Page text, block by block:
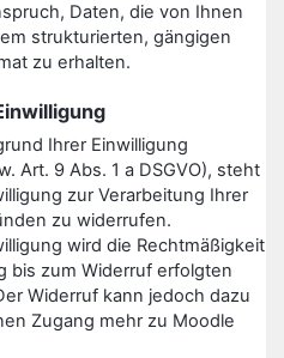
Daten, die von Ihnen
strukturierten, gängigen
zu erhalten.
Ihrer Einwilligung
Art. 9 Abs. 1 a DSGVO), steht
zur Verarbeitung Ihrer
zu widerrufen.
wird die Rechtmäßigkeit
bis zum Widerruf erfolgten
Widerruf kann jedoch dazu
Zugang mehr zu Moodle